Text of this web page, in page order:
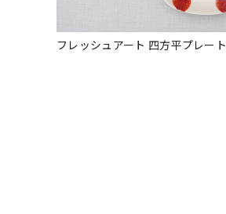
フレッシュアート 四方平プレート